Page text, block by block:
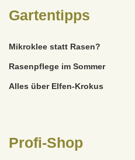
Gartentipps
Mikroklee statt Rasen?
Rasenpflege im Sommer
Alles über Elfen-Krokus
Profi-Shop